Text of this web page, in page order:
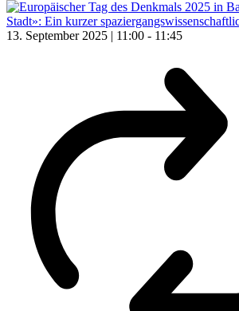
13. September 2025 | 11:00 - 11:45